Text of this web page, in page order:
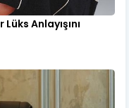
Anlayışını